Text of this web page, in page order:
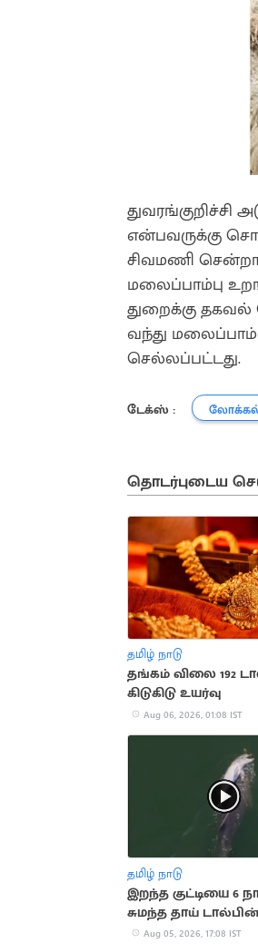
துவரங்குறிச்சி
என்பவருக்கு
சிவமணி
மலைப்பாம்பு
துறைக்கு தகவல்
வந்து
செல்லப்பட்டது.
டேக்ஸ் :
தொடர்புடைய
தமிழ் நாடு
தங்கம் விலை 192
கிடுகிடு உயர்வு
Aug 06, 2026, 01:08 IST
தமிழ் நாடு
இறந்த குட்டியை 6
சுமந்த தாய்
வீடியோ)
Aug 05, 2026, 17:08 IST